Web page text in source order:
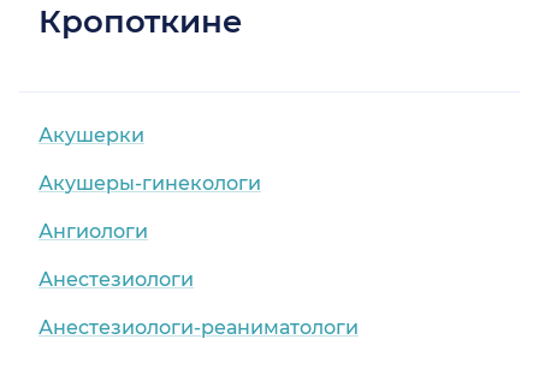
Кропоткине
Акушерки
Акушеры-гинекологи
Ангиологи
Анестезиологи
Анестезиологи-реаниматологи